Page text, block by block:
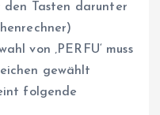
den Tasten darunter
von ‚PERFU‘ muss
gewählt
folgende